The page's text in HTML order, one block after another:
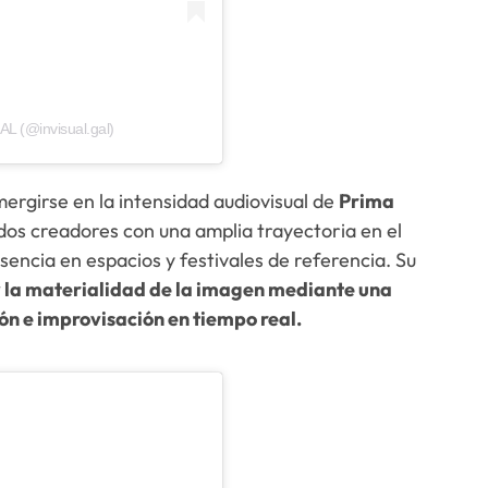
(@invisual.gal)
en la intensidad audiovisual de Prima
creadores con una amplia trayectoria en el
en espacios y festivales de referencia. Su
materialidad de la imagen mediante una
e improvisación en tiempo real.